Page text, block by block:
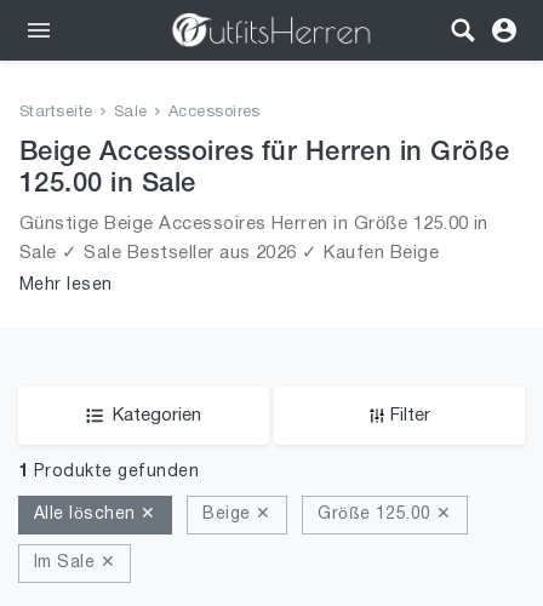
Bekleidung
Schuhe
Startseite Sale Accessoires
Beige Accessoires für Herren in Größe
125.00 in Sale
Günstige Beige Accessoires Herren in Größe 125.00 in
Sale ✓ Sale Bestseller aus 2026 ✓ Kaufen Beige
Accessoires für Männer in Größe 125.00 in Sale!
Mehr lesen
Kategorien Filter
1 Produkte gefunden
Alle löschen ✕ Beige ✕ Größe 125.00 ✕
Im Sale ✕